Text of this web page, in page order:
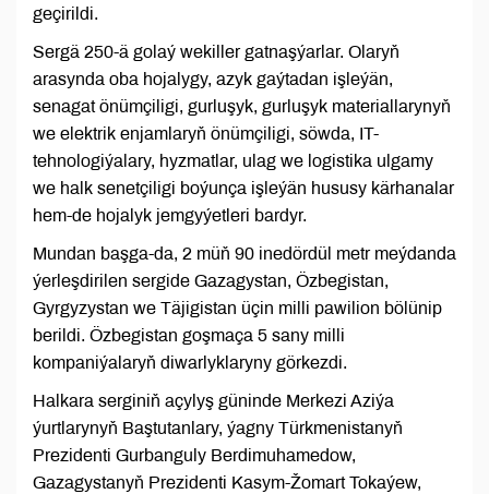
geçirildi.
Sergä 250-ä golaý wekiller gatnaşýarlar. Olaryň
arasynda oba hojalygy, azyk gaýtadan işleýän,
senagat önümçiligi, gurluşyk, gurluşyk materiallarynyň
we elektrik enjamlaryň önümçiligi, söwda, IT-
tehnologiýalary, hyzmatlar, ulag we logistika ulgamy
we halk senetçiligi boýunça işleýän hususy kärhanalar
hem-de hojalyk jemgyýetleri bardyr.
Mundan başga-da, 2 müň 90 inedördül metr meýdanda
ýerleşdirilen sergide Gazagystan, Özbegistan,
Gyrgyzystan we Täjigistan üçin milli pawilion bölünip
berildi. Özbegistan goşmaça 5 sany milli
kompaniýalaryň diwarlyklaryny görkezdi.
Halkara serginiň açylyş güninde Merkezi Aziýa
ýurtlarynyň Baştutanlary, ýagny Türkmenistanyň
Prezidenti Gurbanguly Berdimuhamedow,
Gazagystanyň Prezidenti Kasym-Žomart Tokaýew,